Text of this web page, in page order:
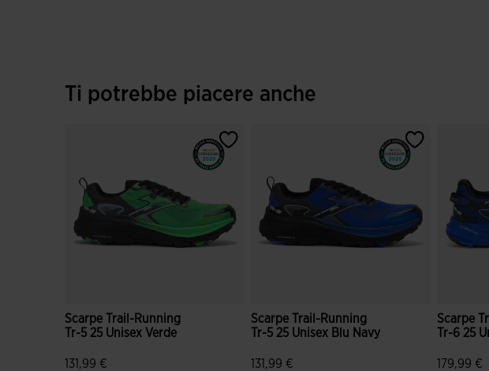
Ti potrebbe piacere anche
Scarpe Trail-Running
Tr-5 25 Unisex Verde
131,99 €
Scarpe Trail-Running
Tr-5 25 Unisex Blu Navy
131,99 €
Scarpe
Tr-6 25
179,99 €